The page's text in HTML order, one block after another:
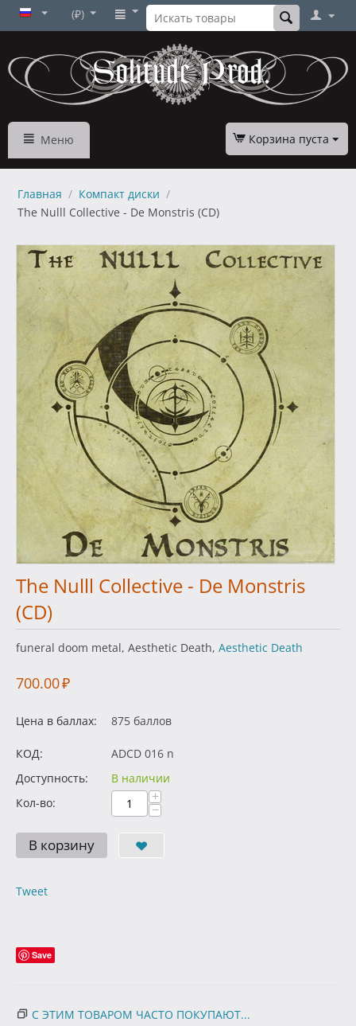
(₽)
Меню Корзина пуста
Главная / Компакт диски /
The Nulll Collective - De Monstris (CD)
The Nulll Collective - De Monstris
(CD)
funeral doom metal, Aesthetic Death, Aesthetic Death
700.00₽
Цена в баллах: 875 баллов
КОД:
ADCD 016 n
Доступность:
В наличии
Кол-во:
+
−
В корзину
Tweet
Save
С ЭТИМ ТОВАРОМ ЧАСТО ПОКУПАЮТ...